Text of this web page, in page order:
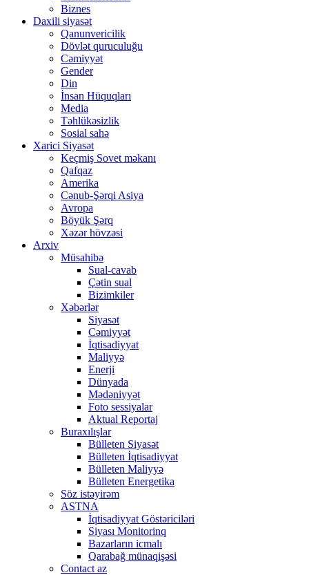
Biznes
Daxili siyasət
Qanunvericilik
Dövlət quruculuğu
Cəmiyyət
Gender
Din
İnsan Hüquqları
Media
Təhlükəsizlik
Sosial sahə
Xarici Siyasət
Keçmiş Sovet məkanı
Qafqaz
Amerika
Cənub-Şərqi Asiya
Avropa
Böyük Şərq
Xəzər hövzəsi
Arxiv
Müsahibə
Sual-cavab
Çətin sual
Bizimkiler
Xəbərlər
Siyasət
Cəmiyyət
İqtisadiyyat
Maliyyə
Enerji
Dünyada
Mədəniyyət
Foto sessiyalar
Aktual Reportaj
Buraxılışlar
Bülleten Siyasət
Bülleten İqtisadiyyat
Bülleten Maliyyə
Bülleten Energetika
Söz istəyirəm
ASTNA
İqtisadiyyat Göstəriciləri
Siyası Monitorinq
Bazarların icmalı
Qarabağ münaqişəsi
Contact az